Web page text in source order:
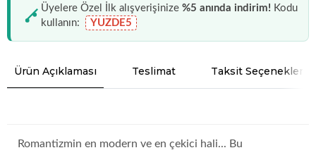
Üyelere Özel İlk alışverişinize %5 anında indirim! Kodu
kullanın:
YUZDE5
Ürün Açıklaması Teslimat Taksit Seçenekleri
Romantizmin en modern ve en çekici hali... Bu